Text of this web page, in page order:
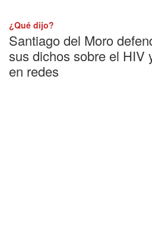
¿Qué dijo?
Santiago del Moro
sus dichos sobre el HIV
en redes